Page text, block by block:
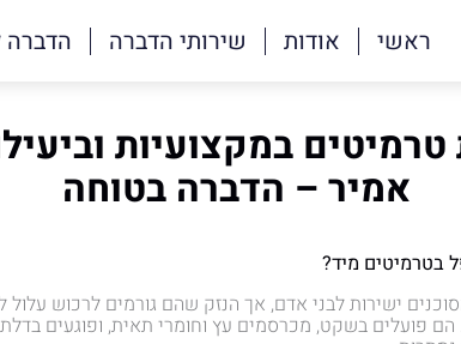
ראשי אודות שירותי הדברה
במקצועיות
אמיר – הדברה בטוחה
בטרמיטים מיד?
ישירות לבני אדם, אך הנזק שהם גורמים לרכוש עלול
הם פועלים בשקט, מכרסמים עץ וחומרי תאית, ופוגעים